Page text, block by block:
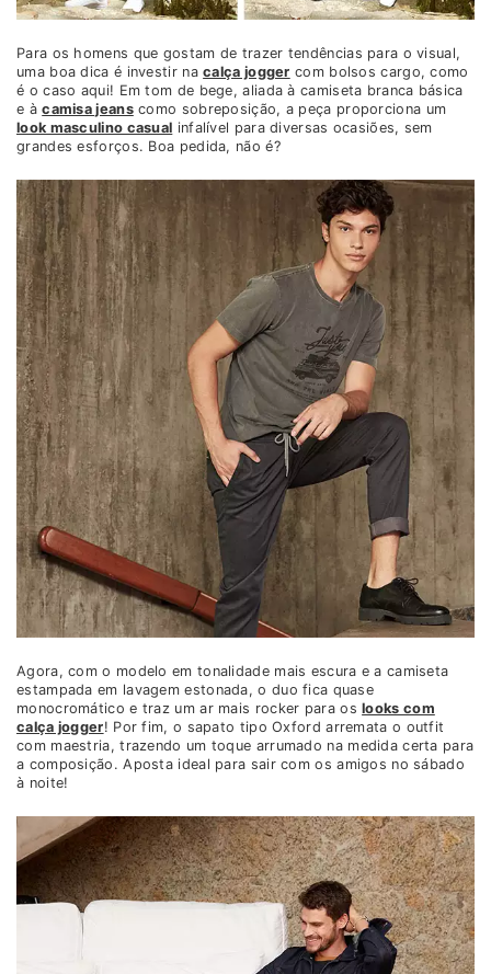
Para os homens que gostam de trazer tendências para o visual,
uma boa dica é investir nacalça jogger com bolsos cargo, como
é o caso aqui! Em tom de bege, aliada à camiseta branca básica
e àcamisa jeanscomo sobreposição, a peça proporciona um
look masculino casual infalível para diversas ocasiões, sem
grandes esforços. Boa pedida, não é?
Agora, com o modelo em tonalidade mais escura e a camiseta
estampada em lavagem estonada, o duo fica quase
monocromático e traz um ar mais rocker para oslooks com
calça jogger! Por fim, o sapato tipo Oxford arremata o outfit
com maestria, trazendo um toque arrumado na medida certa para
a composição. Aposta ideal para sair com os amigos no sábado
à noite!